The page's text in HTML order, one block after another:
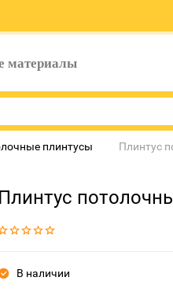
материалы
плинтусы Плинтус
Плинтус
В наличии